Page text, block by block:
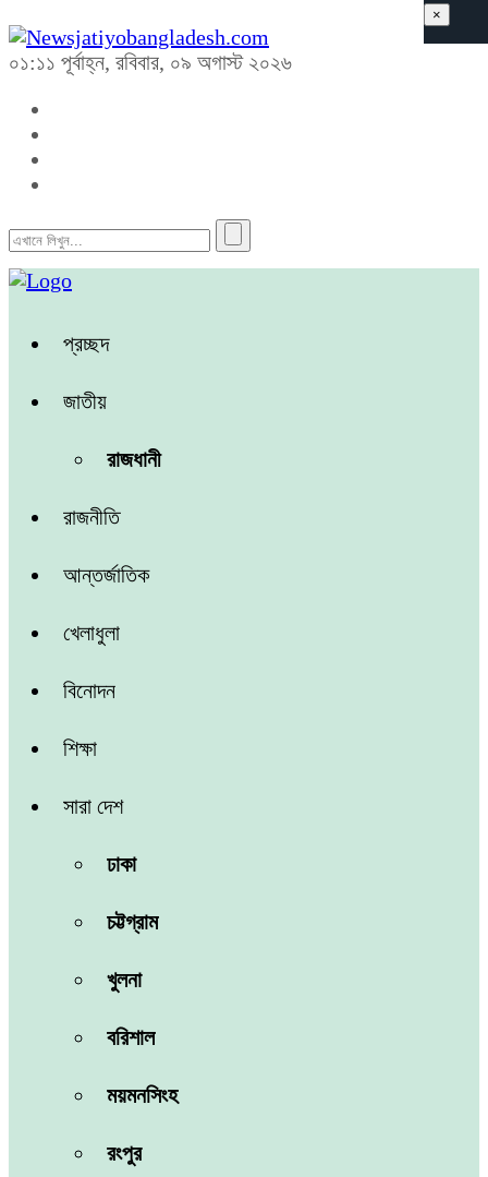
০১:১১ পূর্বাহ্ন, রবিবার, ০৯ অগাস্ট ২০২৬
প্রচ্ছদ
জাতীয়
রাজধানী
রাজনীতি
আন্তর্জাতিক
খেলাধুলা
বিনোদন
শিক্ষা
সারা দেশ
ঢাকা
চট্টগ্রাম
খুলনা
বরিশাল
ময়মনসিংহ
রংপুর
×